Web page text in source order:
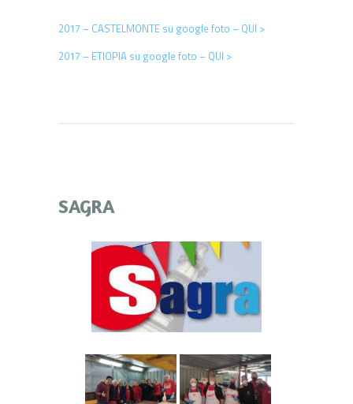
2017 – CASTELMONTE su google foto – QUI >
2017 – ETIOPIA su google foto – QUI >
SAGRA